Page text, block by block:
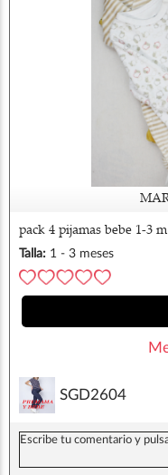
pack 4 pijamas bebe 1-3 m
Talla: 1 - 3 meses
SGD2604